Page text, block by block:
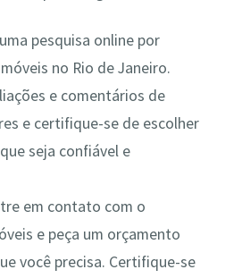
pesquisa online por
no Rio de Janeiro.
e comentários de
e certifique-se de escolher
seja confiável e
em contato com o
e peça um orçamento
você precisa. Certifique-se